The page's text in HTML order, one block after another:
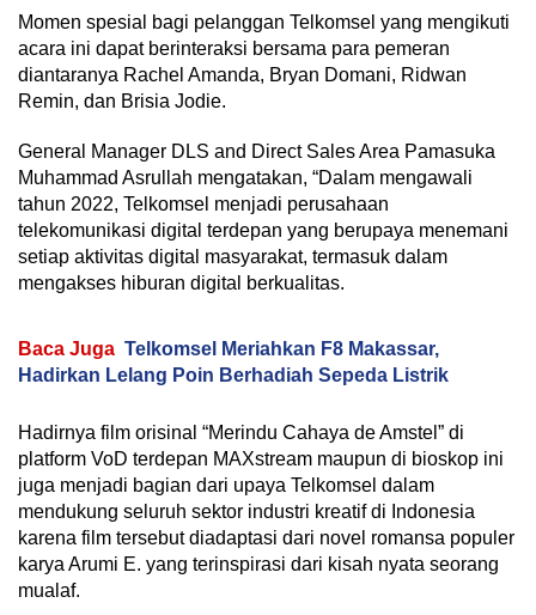
Momen spesial bagi pelanggan Telkomsel yang mengikuti
acara ini dapat berinteraksi bersama para pemeran
diantaranya Rachel Amanda, Bryan Domani, Ridwan
Remin, dan Brisia Jodie.
General Manager DLS and Direct Sales Area Pamasuka
Muhammad Asrullah mengatakan, “Dalam mengawali
tahun 2022, Telkomsel menjadi perusahaan
telekomunikasi digital terdepan yang berupaya menemani
setiap aktivitas digital masyarakat, termasuk dalam
mengakses hiburan digital berkualitas.
Baca Juga Telkomsel Meriahkan F8 Makassar,
Hadirkan Lelang Poin Berhadiah Sepeda Listrik
Hadirnya film orisinal “Merindu Cahaya de Amstel” di
platform VoD terdepan MAXstream maupun di bioskop ini
juga menjadi bagian dari upaya Telkomsel dalam
mendukung seluruh sektor industri kreatif di Indonesia
karena film tersebut diadaptasi dari novel romansa populer
karya Arumi E. yang terinspirasi dari kisah nyata seorang
mualaf.